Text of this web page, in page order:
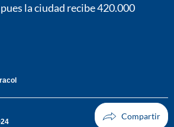
la ciudad recibe 420.000